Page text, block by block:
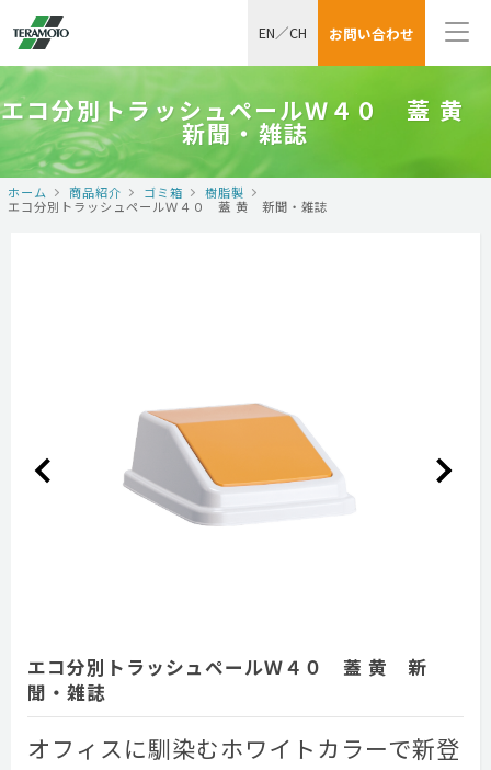
お問い合わせ
EN／CH
エコ分別トラッシュペールＷ４０ 蓋 黄
新聞・雑誌
ホーム 商品紹介 ゴミ箱
樹脂製
エコ分別トラッシュペールＷ４０ 蓋 黄 新聞・雑誌
エコ分別トラッシュペールＷ４０ 蓋 黄 新
聞・雑誌
オフィスに馴染むホワイトカラーで新登